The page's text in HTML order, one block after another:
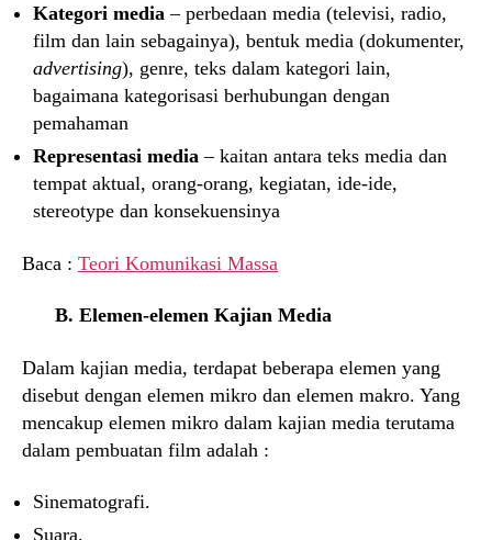
Kategori media – perbedaan media (televisi, radio,
film dan lain sebagainya), bentuk media (dokumenter,
advertising), genre, teks dalam kategori lain,
bagaimana kategorisasi berhubungan dengan
pemahaman
Representasi media – kaitan antara teks media dan
tempat aktual, orang-orang, kegiatan, ide-ide,
stereotype dan konsekuensinya
Baca : Teori Komunikasi Massa
B. Elemen-elemen Kajian Media
Dalam kajian media, terdapat beberapa elemen yang
disebut dengan elemen mikro dan elemen makro. Yang
mencakup elemen mikro dalam kajian media terutama
dalam pembuatan film adalah :
Sinematografi.
Suara.